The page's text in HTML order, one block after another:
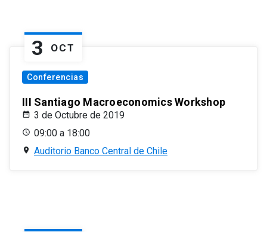
3 OCT
Conferencias
III Santiago Macroeconomics Workshop
3 de Octubre de 2019
09:00 a 18:00
Auditorio Banco Central de Chile